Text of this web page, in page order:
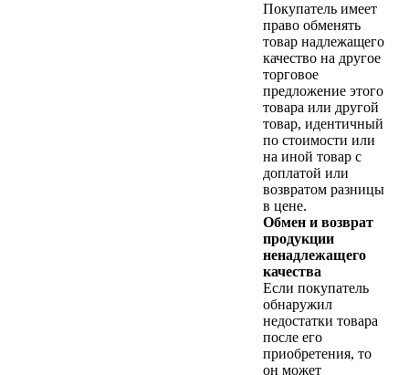
Покупатель имеет
право обменять
товар надлежащего
качество на другое
торговое
предложение этого
товара или другой
товар, идентичный
по стоимости или
на иной товар с
доплатой или
возвратом разницы
в цене.
Обмен и возврат
продукции
ненадлежащего
качества
Если покупатель
обнаружил
недостатки товара
после его
приобретения, то
он может